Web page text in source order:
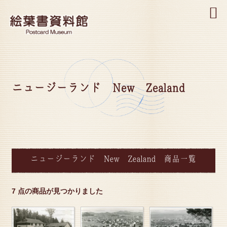
ニュージーランド New Zealand
ニュージーランド New Zealand 商品一覧
7 点の商品が見つかりました